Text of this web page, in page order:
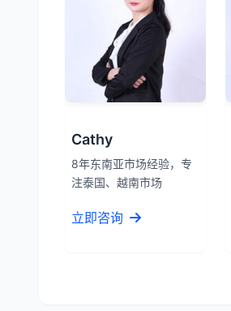
Cathy
8年东南亚市场经验，专
注泰国、越南市场
立即咨询